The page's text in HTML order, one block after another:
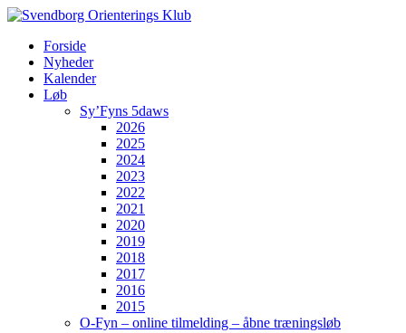
Forside
Nyheder
Kalender
Løb
Sy’Fyns 5daws
2026
2025
2024
2023
2022
2021
2020
2019
2018
2017
2016
2015
O-Fyn – online tilmelding – åbne træningsløb